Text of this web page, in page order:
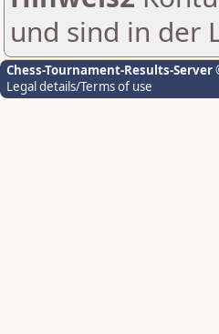
und sind in der
Chess-Tournament-Results-Server
Legal details/Terms of use